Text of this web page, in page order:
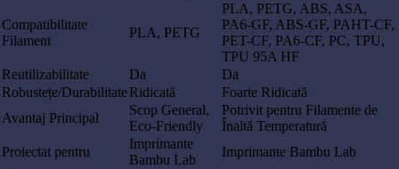
Compatibilitate
Filament
PLA, PETG
PLA, PETG, ABS, ASA,
PA6-GF, ABS-GF, PAHT-CF,
PET-CF, PA6-CF, PC, TPU,
TPU 95A HF
Reutilizabilitate
Da
Da
Robustețe/DurabilitateRidicată
Foarte Ridicată
Avantaj Principal
Scop General,
Eco-Friendly
Potrivit pentru Filamente de
Înaltă Temperatură
Proiectat pentru
Imprimante
Bambu Lab
Imprimante Bambu Lab